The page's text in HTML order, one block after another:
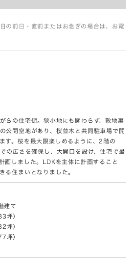
の前日・直前またはお急ぎの場合は、お電
らの住宅街。狭小地にも関わらず、敷地裏
公開空地があり、桜並木と共同駐車場で開
す。桜を最大限楽しめるように、2階の
の広さを確保し、大開口を設け、住宅で最
画しました。LDKを主体に計画すること
る住まいとなりました。
建て
坪）
坪）
坪）